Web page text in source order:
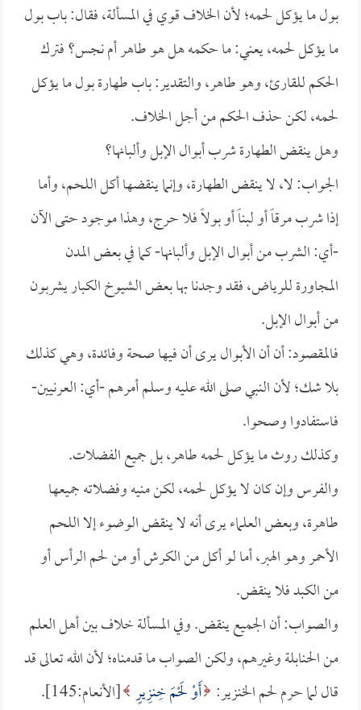
بول ما يؤكل لحمه؛ لأن الخلاف قوي في المسألة، فقال: باب بول
ما يؤكل لحمه، يعني: ما حكمه هل هو طاهر أم نجس؟ فترك
الحكم للقارئ، وهو طاهر، والتقدير: باب طهارة بول ما يؤكل
لحمه، لكن حذف الحكم من أجل الخلاف.
وهل ينقض الطهارة شرب أبوال الإبل وألبانها؟
الجواب: لا، لا ينقض الطهارة، وإنما ينقضها أكل اللحم، وأما
إذا شرب مرقاً أو لبناً أو بولاً فلا حرج، وهذا موجود حتى الآن
-أي: الشرب من أبوال الإبل وألبانها- كما في بعض المدن
المجاورة للرياض، فقد وجدنا بها بعض الشيوخ الكبار يشربون
من أبوال الإبل.
فالمقصود: أن أن الأبوال يرى أن فيها صحة وفائدة، وهي كذلك
بلا شك؛ لأن النبي صلى الله عليه وسلم أمرهم -أي: العرنيين-
فاستفادوا وصحوا.
وكذلك روث ما يؤكل لحمه طاهر، بل جميع الفضلات.
والفرس وإن كان لا يؤكل لحمه، لكن منيه وفضلاته جميعها
طاهرة، وبعض العلماء يرى أنه لا ينقض الوضوء إلا اللحم
الأحمر وهو الهبر، أما لو أكل من الكرش أو من لحم الرأس أو
من الكبد فلا ينقض.
والصواب: أن الجميع ينقض. وفي المسألة خلاف بين أهل العلم
من الحنابلة وغيرهم، ولكن الصواب ما قدمناه؛ لأن الله تعالى قد
قال لما حرم لحم الخنزير: أَوْ لَحْمَ خِنزِيرٍ [الأنعام:145].